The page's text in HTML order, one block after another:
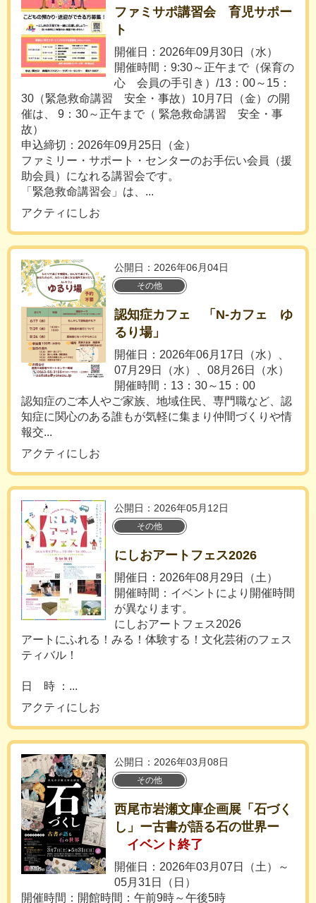
ファミサポ講習会 育児サポー
ト
開催日：2026年09月30日（水）
開催時間：9:30～正午まで（保育の
心 会員の手引き）/13：00～15：
30（緊急救命講習 安全・事故）10月7日（金）の開
催は、 9：30～正午まで（ 緊急救命講習 安全・事
故）
申込締切：2026年09月25日（金）
ファミリー・サポート・センターのお手伝い会員（援
助会員）になれる講習会です。
「緊急救命講習会」は、...
アクティにしお
公開日：2026年06月04日
その他
認知症カフェ 「N-カフェ ゆ
るり場」
開催日：2026年06月17日（水）、
07月29日（水）、08月26日（水）
開催時間：13：30～15：00
認知症のご本人やご家族、地域住民、専門職など、認
知症に関心のある誰もが気軽に集まり仲間づくりや情
報交...
アクティにしお
公開日：2026年05月12日
その他
にしおアートフェス2026
開催日：2026年08月29日（土）
開催時間：イベントにより開催時間
が異なります。
にしおアートフェス2026
アートにふれる！みる！体験する！文化芸術のフェス
ティバル！
日 時 ：...
アクティにしお
公開日：2026年03月08日
その他
西尾市岩瀬文庫企画展「石づく
し」ー古書が語る石の世界ー
イベント終了
開催日：2026年03月07日（土）～
05月31日（日）
開催時間：開館時間：午前9時～午後5時